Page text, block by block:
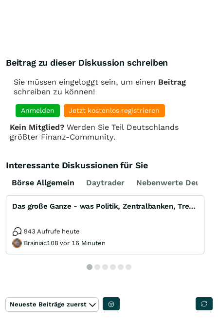
Beitrag zu dieser Diskussion schreiben
Sie müssen eingeloggt sein, um einen Beitrag
schreiben zu können!
Anmelden Jetzt kostenlos registrieren
Kein Mitglied? Werden Sie Teil Deutschlands
größter Finanz-Community.
Interessante Diskussionen für Sie
Börse Allgemein Daytrader Nebenwerte
Das große Ganze - was Politik, Zentralbanken, Trends, Medien und Gesellschaft mit Aktien, Rohstoffen
943 Aufrufe heute
Brainiac108 vor 16 Minuten
Neueste Beiträge zuerst